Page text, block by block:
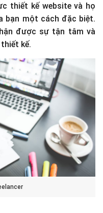
thiết kế website và họ
bạn một cách đặc biệt.
được sự tận tâm và
kế.